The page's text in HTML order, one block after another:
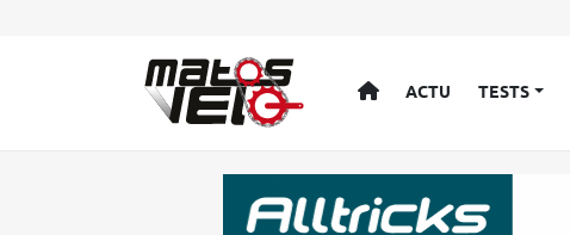
ACCUEIL
ACTU TESTS